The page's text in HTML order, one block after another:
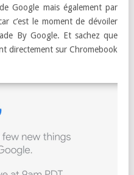
Google mais également par
c’est le moment de dévoiler
By Google. Et sachez que
directement sur Chromebook